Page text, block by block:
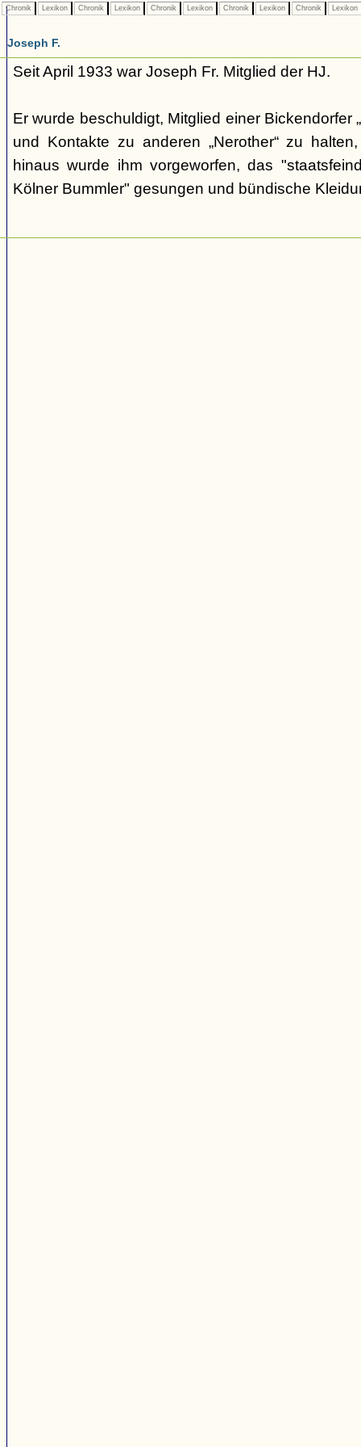
Chronik Lexikon Chronik Lexikon Chronik Lexikon Chronik Lexikon Chronik Lexikon
Joseph F.
Seit April 1933 war Joseph Fr. Mitglied der HJ.
Er wurde beschuldigt, Mitglied einer Bickendorfer
und Kontakte zu anderen „Nerother“ zu
hinaus wurde ihm vorgeworfen, das
Kölner Bummler" gesungen und bündische